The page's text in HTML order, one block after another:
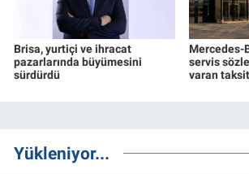
Brisa, yurtiçi ve ihracat
pazarlarında büyümesini
sürdürdü
Mercedes-
servis
varan
Yükleniyor...